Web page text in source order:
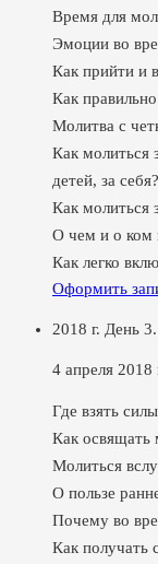
Время для
Эмоции во
Как прийти и
Как
Молитва с
Как молиться
детей, за себя?
Как молиться
О чем и о ком
Как легко
Оформить
2018 г. День
4 апреля 2018
Где взять
Как освящать
Молиться
О пользе
Почему во
Как получать